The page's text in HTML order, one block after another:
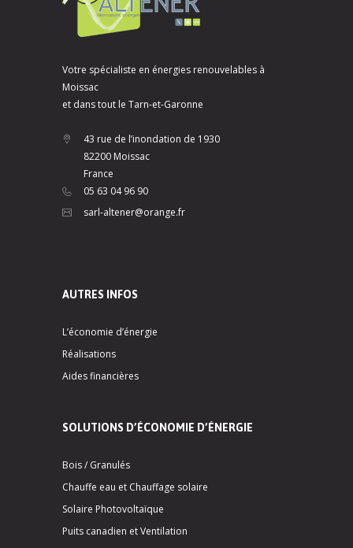
Votre spécialiste en énergies renouvelables à
Moissac
et dans tout le Tarn-et-Garonne
43 rue de l’inondation de 1930
82200 Moissac
France
05 63 04 96 90
sarl-altener@orange.fr
AUTRES INFOS
L’économie d’énergie
Réalisations
Aides financières
SOLUTIONS D’ÉCONOMIE D’ÉNERGIE
Bois / Granulés
Chauffe eau et Chauffage solaire
Solaire Photovoltaïque
Puits canadien et Ventilation